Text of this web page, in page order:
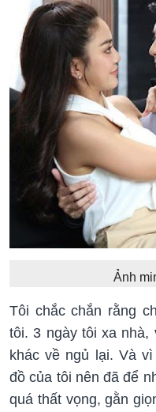
Ảnh
Tôi chắc chắn rằng
tôi. 3 ngày tôi xa
khác về ngủ lại. Và
đồ của tôi nên đã để
quá thất vọng, gằn